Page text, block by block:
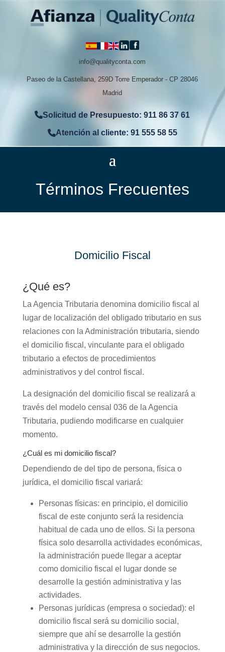
info@qualityconta.com
Paseo de la Castellana, 259D Torre Emperador - CP 28046
Madrid
Solicitud de Presupuesto: 911 86 37 61
Atención al cliente: 91 555 58 55
Términos Frecuentes
Domicilio Fiscal
¿Qué es?
La Agencia Tributaria denomina domicilio fiscal al
lugar de localización del obligado tributario en sus
relaciones con la Administración tributaria, siendo
el domicilio fiscal, vinculante para el obligado
tributario a efectos de procedimientos
administrativos y del control fiscal.
La designación del domicilio fiscal se realizará a
través del modelo censal 036 de la Agencia
Tributaria, pudiendo modificarse en cualquier
momento.
¿Cuál es mi domicilio fiscal?
Dependiendo de del tipo de persona, física o
jurídica, el domicilio fiscal variará:
Personas físicas: en principio, el domicilio
fiscal de este conjunto será la residencia
habitual de cada uno de ellos. Si la persona
física solo desarrolla actividades económicas,
la administración puede llegar a aceptar
como domicilio fiscal el lugar donde se
desarrolle la gestión administrativa y las
actividades.
Personas jurídicas (empresa o sociedad): el
domicilio fiscal será su domicilio social,
siempre que ahí se desarrolle la gestión
administrativa y la dirección de sus negocios.